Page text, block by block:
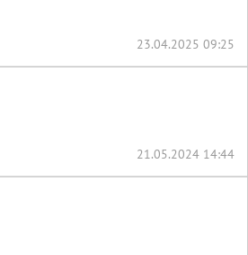
23.04.2025 09:25
21.05.2024 14:44